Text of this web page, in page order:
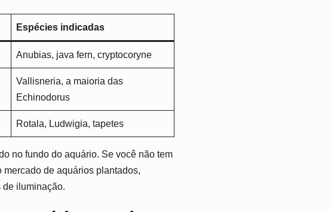
Espécies indicadas
Anubias, java fern, cryptocoryne
Vallisneria, a maioria das
Echinodorus
Rotala, Ludwigia, tapetes
no fundo do aquário. Se você não tem
de aquários plantados,
iluminação.